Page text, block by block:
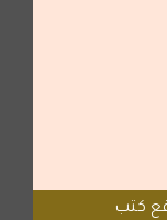
كتب